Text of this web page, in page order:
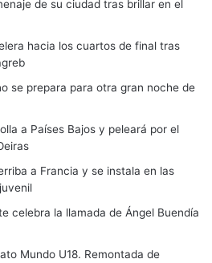
de su ciudad tras brillar en el
hacia los cuartos de final tras
se prepara para otra gran noche de
a Países Bajos y peleará por el
a Francia y se instala en las
celebra la llamada de Ángel Buendía
Mundo U18. Remontada de